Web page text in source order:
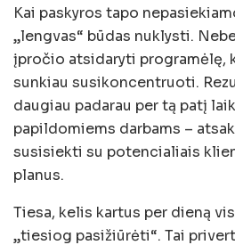
Kai paskyros tapo
„lengvas“ būdas nuklysti.
įpročio atsidaryti programėlę,
sunkiau susikoncentruoti.
daugiau padarau per tą patį
papildomiems darbams –
susisiekti su potencialiais
planus.
Tiesa, kelis kartus per dieną
„tiesiog pasižiūrėti“. Tai